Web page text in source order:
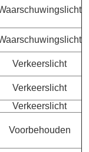
Verkeerslicht
Verkeerslicht
Verkeerslicht
Voorbehouden